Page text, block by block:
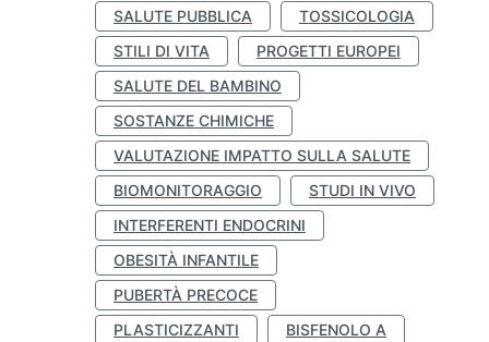
SALUTE PUBBLICA
TOSSICOLOGIA
STILI DI VITA
PROGETTI EUROPEI
SALUTE DEL BAMBINO
SOSTANZE CHIMICHE
VALUTAZIONE IMPATTO SULLA SALUTE
BIOMONITORAGGIO
STUDI IN VIVO
INTERFERENTI ENDOCRINI
OBESITÀ INFANTILE
PUBERTÀ PRECOCE
PLASTICIZZANTI
BISFENOLO A